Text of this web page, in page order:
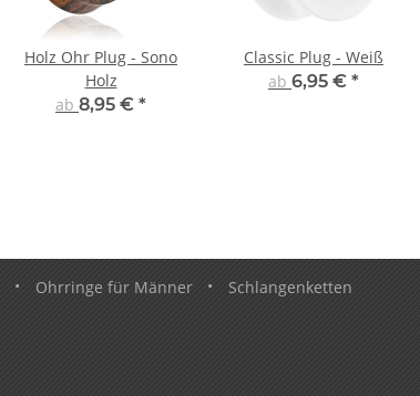
Holz Ohr Plug - Sono
Holz
ab 8,95 € *
Classic Plug - Weiß
ab 6,95 € *
• Ohrringe für Männer • Schlangenketten